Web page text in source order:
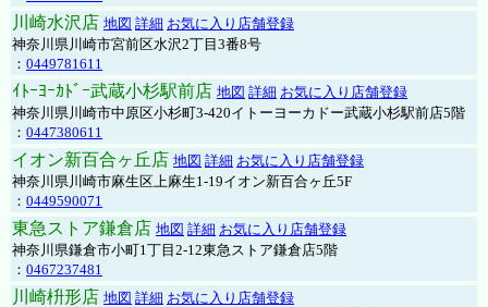
川崎水沢店 地図 詳細 お気に入り店舗登録
神奈川県川崎市宮前区水沢2丁目3番8号
： 0449781611
ｲﾄｰﾖｰｶﾄﾞｰ武蔵小杉駅前店 地図 詳細 お気に入り店舗登録
神奈川県川崎市中原区小杉町3-420イトーヨーカドー武蔵小杉駅前店5階
： 0447380611
イオン新百合ヶ丘店 地図 詳細 お気に入り店舗登録
神奈川県川崎市麻生区上麻生1-19イオン新百合ヶ丘5F
： 0449590071
東急ストア鎌倉店 地図 詳細 お気に入り店舗登録
神奈川県鎌倉市小町1丁目2-12東急ストア鎌倉店5階
： 0467237481
川崎枡形店 地図 詳細 お気に入り店舗登録